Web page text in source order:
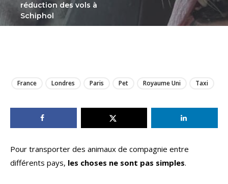
réduction des vols à
Schiphol
France Londres Paris Pet Royaume Uni Taxi
Pour transporter des animaux de compagnie entre
différents pays, les choses ne sont pas simples.